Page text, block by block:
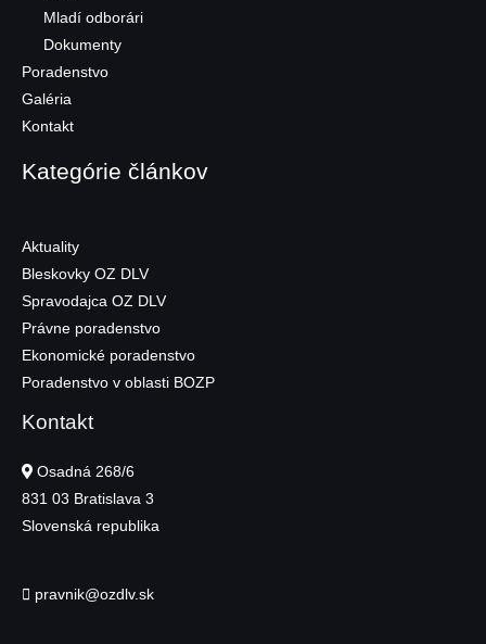
Mladí odborári
Dokumenty
Poradenstvo
Galéria
Kontakt
Kategórie článkov
Aktuality
Bleskovky OZ DLV
Spravodajca OZ DLV
Právne poradenstvo
Ekonomické poradenstvo
Poradenstvo v oblasti BOZP
Kontakt
Osadná 268/6
831 03 Bratislava 3
Slovenská republika
pravnik@ozdlv.sk